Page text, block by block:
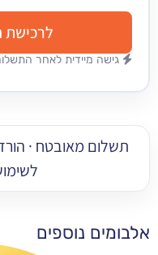
לרכישת האלבום
מיידית לאחר התשלום
מאובטח · הורדה מיידית
לשימוש מקצועי
נוספים